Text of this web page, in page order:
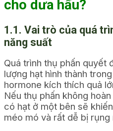
cho dưa hấu?
1.1. Vai trò của quá
năng suất
Quá trình thụ phấn quyết
lượng hạt hình thành
hormone kích thích quả
Nếu thụ phấn không
có hạt ở một bên sẽ
méo mó và rất dễ bị rụng